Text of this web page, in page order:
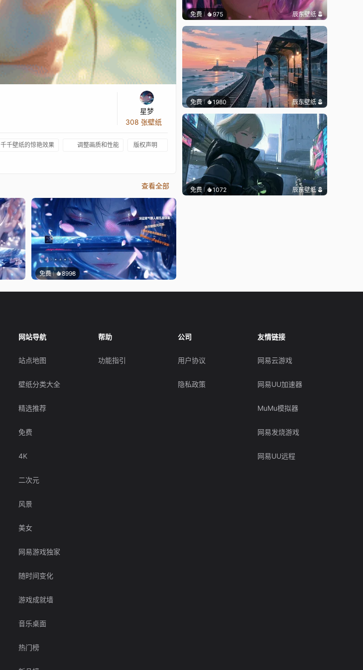
星梦
308 张壁纸
千千壁纸的惊艳效果 调整画质和性能 版权声明
查看全部
免费 8998
免费 975 辰东壁纸
免费 1980 辰东壁纸
免费 1072 辰东壁纸
网站导航
站点地图
壁纸分类大全
精选推荐
免费
4K
二次元
风景
美女
网易游戏独家
随时间变化
游戏成就墙
音乐桌面
热门榜
帮助
功能指引
公司
用户协议
隐私政策
友情链接
网易云游戏
网易UU加速器
MuMu模拟器
网易发烧游戏
网易UU远程